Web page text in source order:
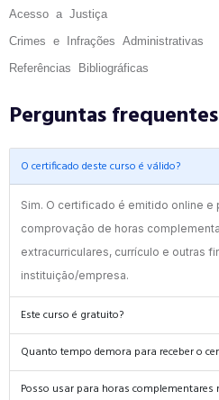
Acesso a Justiça
Crimes e Infrações Administrativas
Referências Bibliográficas
Perguntas frequentes
O certificado deste curso é válido?
Sim. O certificado é emitido online e
comprovação de horas
extracurriculares, currículo e outras
instituição/empresa.
Este curso é gratuito?
Quanto tempo demora para receber o
Posso usar para horas complementares